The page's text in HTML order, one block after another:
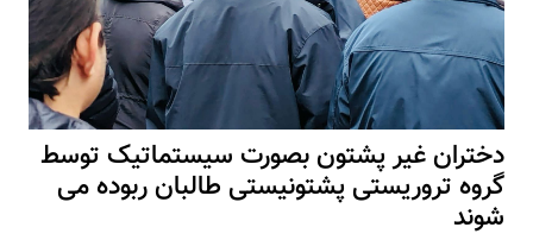
دختران غیر پشتون بصورت سیستماتیک توسط
گروه تروریستی پشتونیستی طالبان ربوده می
شوند